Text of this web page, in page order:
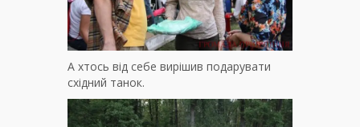
А хтось від себе вирішив подарувати
східний танок.